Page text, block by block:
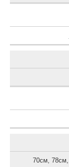
70см, 78см,